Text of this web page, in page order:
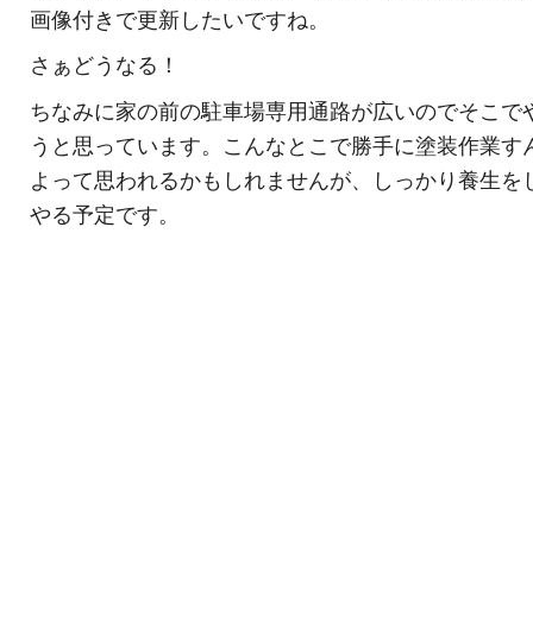
画像付きで更新したいですね。
さぁどうなる！
ちなみに家の前の駐車場専用通路が広いのでそこで
うと思っています。こんなとこで勝手に塗装作業す
よって思われるかもしれませんが、しっかり養生を
やる予定です。